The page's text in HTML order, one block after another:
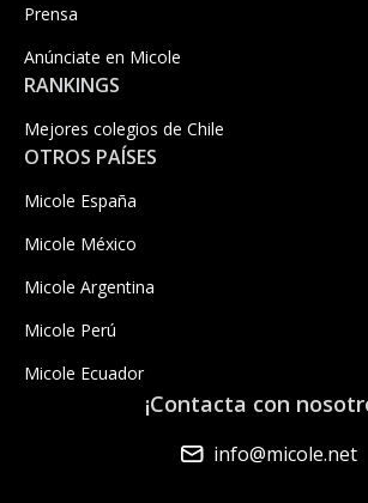
Prensa
Anúnciate en Micole
RANKINGS
Mejores colegios de Chile
OTROS PAÍSES
Micole España
Micole México
Micole Argentina
Micole Perú
Micole Ecuador
¡Contacta con
info@micole.net